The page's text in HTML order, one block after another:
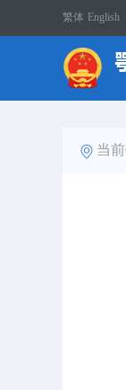
繁体 English
当